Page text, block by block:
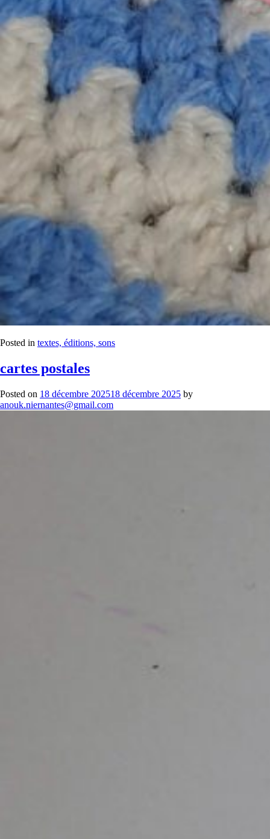
Posted in textes, éditions, sons
cartes postales
Posted on 18 décembre 202518 décembre 2025 by
anouk.niernantes@gmail.com